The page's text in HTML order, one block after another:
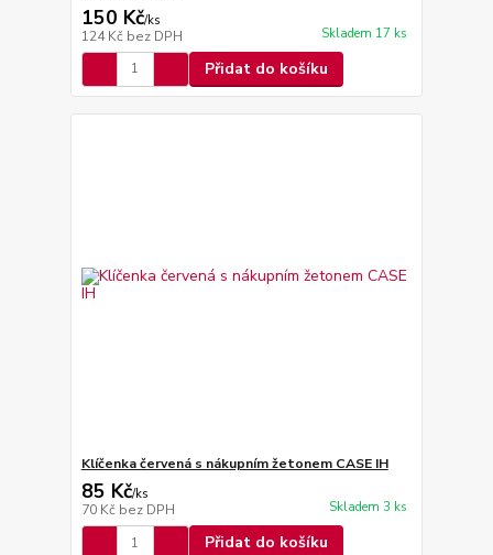
150 Kč/ks
124 Kč bez DPH Skladem 17 ks
Přidat do košíku
Klíčenka červená s nákupním žetonem CASE IH
85 Kč/ks
70 Kč bez DPH Skladem 3 ks
Přidat do košíku